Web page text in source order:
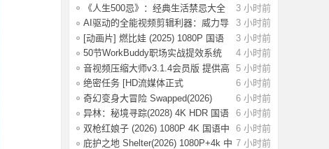
版古代兵
3 小时前
《人生500忌》：经典生活禁忌大全
3 小时前
AI驱动的全能视频剪辑利器：威力导
演v24.6.
3 小时前
[动画片] 燃比娃 (2025) 1080P 国语
中字 [0
4 小时前
50节WorkBuddy职场实战提效系统
课：掌握效
5 小时前
音视频压缩大师v3.1.4会员版 提供高
效的音
6 小时前
绝密任务 [HD流媒体正式
版]Operation.Black
6 小时前
奇幻变身大冒险 Swapped(2026)
[1080P] [中
6 小时前
异林：秘境寻踪(2028) 4K HDR 国语
中字【1.
6 小时前
双枪红娘子 (2026) 1080P 4K 国语中
字 [1.7
7 小时前
庇护之地 Shelter(2026) 1080P+4k 中